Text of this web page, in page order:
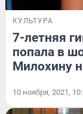
КУЛЬТУРА
7-летняя
попала в
Милохину
10 ноября, 2021,